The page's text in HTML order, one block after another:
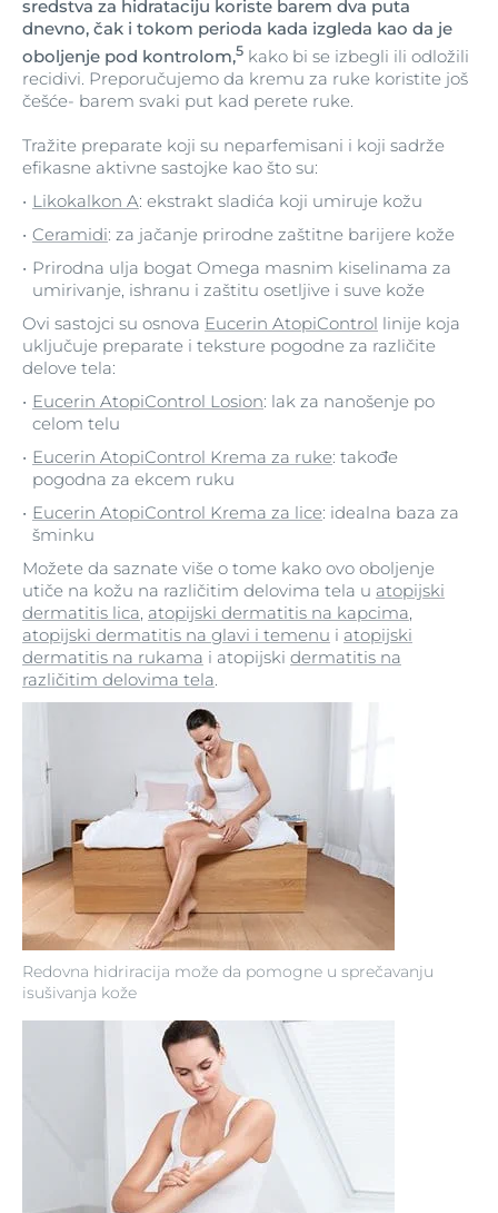
sredstva za hidrataciju koriste barem dva puta
dnevno, čak i tokom perioda kada izgleda kao da je
oboljenje pod kontrolom,5 kako bi se izbegli ili odložili
recidivi. Preporučujemo da kremu za ruke koristite još
češće- barem svaki put kad perete ruke.
Redovna hidriracija može da pomogne u sprečavanju
isušivanja kože
Tražite preparate koji su neparfemisani i koji sadrže
efikasne aktivne sastojke kao što su:
Likokalkon A: ekstrakt sladića koji umiruje kožu
Ceramidi: za jačanje prirodne zaštitne barijere kože
Prirodna ulja bogat Omega masnim kiselinama za
umirivanje, ishranu i zaštitu osetljive i suve kože
Ovi sastojci su osnova Eucerin AtopiControl linije koja
uključuje preparate i teksture pogodne za različite
delove tela:
Eucerin AtopiControl Losion: lak za nanošenje po
celom telu
Eucerin AtopiControl Krema za ruke: takođe
pogodna za ekcem ruku
Eucerin AtopiControl Krema za lice: idealna baza za
šminku
Možete da saznate više o tome kako ovo oboljenje
utiče na kožu na različitim delovima tela u atopijski
dermatitis lica, atopijski dermatitis na kapcima,
atopijski dermatitis na glavi i temenu i atopijski
dermatitis na rukama i atopijski dermatitis na
različitim delovima tela.